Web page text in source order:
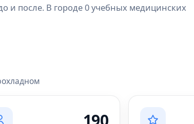
и после. В городе 0 учебных медицинских